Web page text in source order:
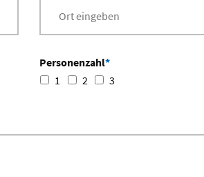
Personenzahl*
1
2 3